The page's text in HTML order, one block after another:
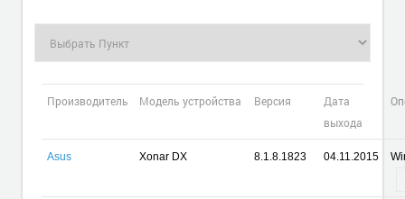
Производитель Модель устройства Версия
Дата
выхода
Asus Xonar DX 8.1.8.1823 04.11.2015